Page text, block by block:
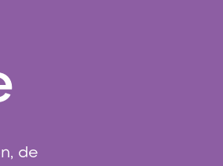
de